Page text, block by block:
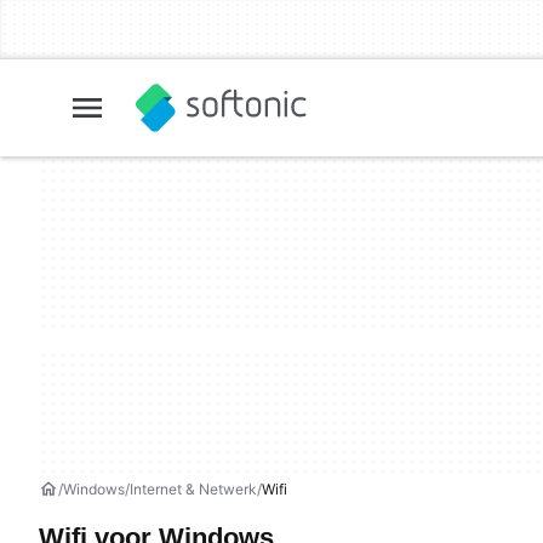
Windows Internet & Netwerk Wifi